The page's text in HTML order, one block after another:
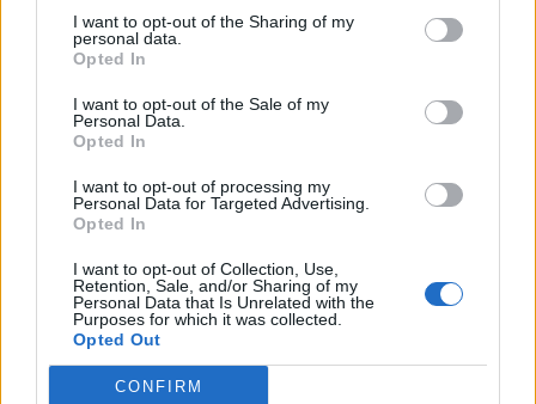
I want to opt-out of the Sharing of my
personal data.
Opted In
I want to opt-out of the Sale of my
Personal Data.
Opted In
I want to opt-out of processing my
Personal Data for Targeted Advertising.
Opted In
I want to opt-out of Collection, Use,
Retention, Sale, and/or Sharing of my
Personal Data that Is Unrelated with the
Purposes for which it was collected.
Opted Out
CONFIRM
Doce Fresco.
Artigo anterior
Futsal: Silvino Florindo
oficializado como novo
Andreia Fonseca com bom